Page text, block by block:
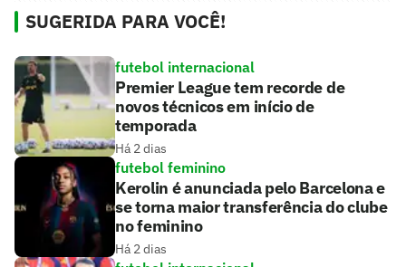
SUGERIDA PARA VOCÊ!
futebol internacional
Premier League tem recorde de
novos técnicos em início de
temporada
Há 2 dias
futebol feminino
Kerolin é anunciada pelo Barcelona e
se torna maior transferência do clube
no feminino
Há 2 dias